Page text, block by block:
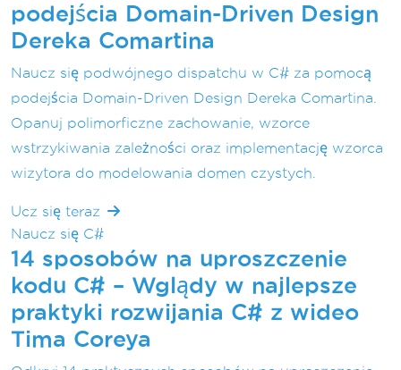
podejścia Domain-Driven Design
Dereka Comartina
Naucz się podwójnego dispatchu w C# za pomocą
podejścia Domain-Driven Design Dereka Comartina.
Opanuj polimorficzne zachowanie, wzorce
wstrzykiwania zależności oraz implementację wzorca
wizytora do modelowania domen czystych.
Ucz się teraz
Naucz się C#
14 sposobów na uproszczenie
kodu C# – Wglądy w najlepsze
praktyki rozwijania C# z wideo
Tima Coreya